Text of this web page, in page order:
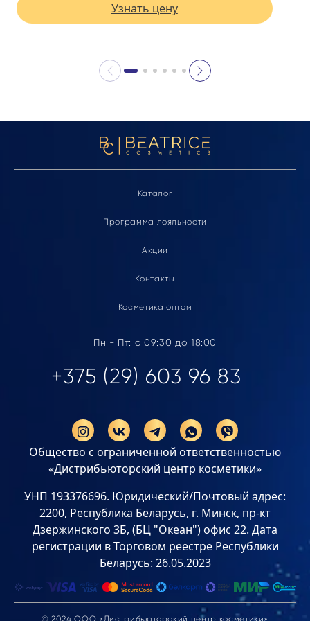
Узнать цену
Каталог
Программа лояльности
Акции
Контакты
Косметика оптом
Пн - Пт: с 09:30 до 18:00
+375 (29) 603 96 83
Общество с ограниченной ответственностью
«Дистрибьюторский центр косметики»
УНП 193376696. Юридический/Почтовый адрес:
2200, Республика Беларусь, г. Минск, пр-кт
Дзержинского 3Б, (БЦ "Океан") офис 22. Дата
регистрации в Торговом реестре Республики
Беларусь: 26.05.2023